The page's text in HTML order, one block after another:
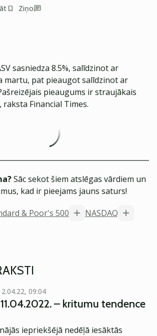
Ziņo
sasniedza 8.5%, salīdzinot ar
martu, pat pieaugot salīdzinot ar
pieaugums ir straujākais
raksta Financial Times.
Sāc sekot šiem atslēgas vārdiem un
kad ir pieejams jauns saturs!
& Poor's 500
NASDAQ
09:04
– kritumu tendence
iepriekšējā nedēļā iesāktās